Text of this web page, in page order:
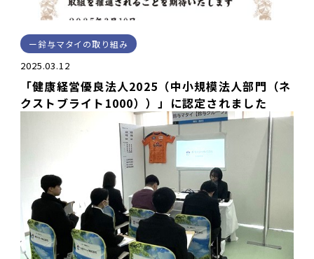
鈴与マタイの取り組み
2025.03.12
「健康経営優良法人2025（中小規模法人部門（ネ
クストブライト1000））」に認定されました